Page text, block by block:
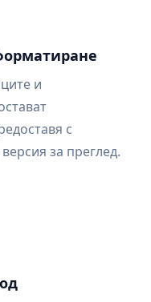
и
с
за преглед.